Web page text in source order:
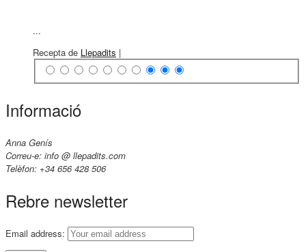
...
Recepta de Llepadits |
Informació
Anna Genís
Correu-e: info @ llepadits.com
Telèfon: +34 656 428 506
Rebre newsletter
Email address: